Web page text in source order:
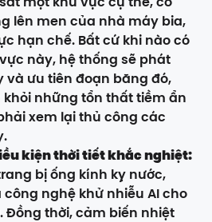
lên men của nhà máy bia,
hạn chế. Bất cứ khi nào có
này, hệ thống sẽ phát
và ưu tiên đoạn băng đó,
những tổn thất tiềm ẩn
xem lại thủ công các
kiện thời tiết khắc nghiệt:
bị ống kính kỵ nước,
nghệ khử nhiễu AI cho
Đồng thời, cảm biến nhiệt